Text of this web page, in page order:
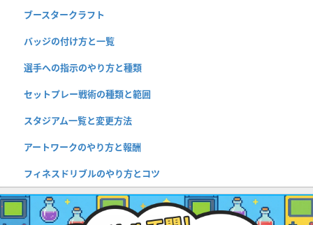
ブースタークラフト
バッジの付け方と一覧
選手への指示のやり方と種類
セットプレー戦術の種類と範囲
スタジアム一覧と変更方法
アートワークのやり方と報酬
フィネスドリブルのやり方とコツ